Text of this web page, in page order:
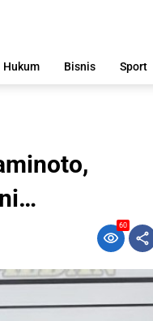
Hukum Bisnis Sport
60